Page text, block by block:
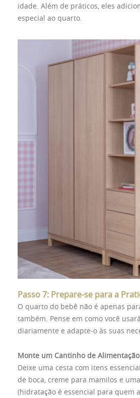
idade. Além de práticos, eles
especial ao quarto.
Passo 7: Prepare-se para a
O quarto do bebê não é apenas
também. Pense em como você
diariamente e adapte-o às suas
Monte um Cantinho de Alimentação
Deixe uma cesta com itens
de boca, creme para mamilos e
(hidratação é essencial para quem